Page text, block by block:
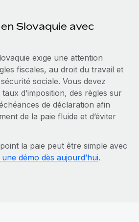
Slovaquie avec
exige une attention
fiscales, au droit du travail et
sociale. Vous devez
d’imposition, des règles sur
de déclaration afin
de la paie fluide et d’éviter
la paie peut être simple avec
démo dès aujourd’hui.